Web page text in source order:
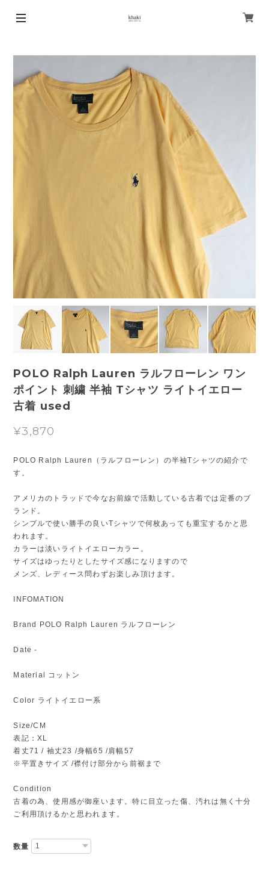
POLO Ralph Lauren ラルフローレン ワン
ポイント 刺繍 半袖 Tシャツ ライトイエロー
古着 used
¥3,870
POLO Ralph Lauren（ラルフローレン）の半袖Tシャツの紹介で
す。
アメリカのトラッドで今なお前線で活動している古着では定番のブ
ランド。
シンプルで使い勝手の良いTシャツで何枚あっても重宝するかと思
われます。
カラーは淡いライトイエローカラー。
サイズはゆったりとしたサイズ感になりますので
メンズ、レディース問わずお楽しみ頂けます。
INFOMATION
Brand POLO Ralph Lauren ラルフローレン
Date -
Material コットン
Color ライトイエロー系
Size/CM
表記：XL
着丈71 / 袖丈23 /身幅65 /肩幅57
※平置きサイズ /襟付け部分から前裾まで
Condition
古着の為、使用感が御座います。特に目立った傷、汚れは無く十分
ご利用頂けるかと思われます。
数量